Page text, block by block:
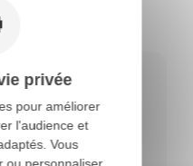
€
privée
pour améliorer
l'audience et
Vous